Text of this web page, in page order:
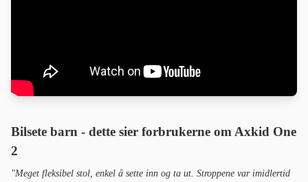
Bilsete barn - dette sier forbrukerne om Axkid One
2
"Meget fleksibel stol, enkel å sette inn og ta ut. Stroppene var imidlertid